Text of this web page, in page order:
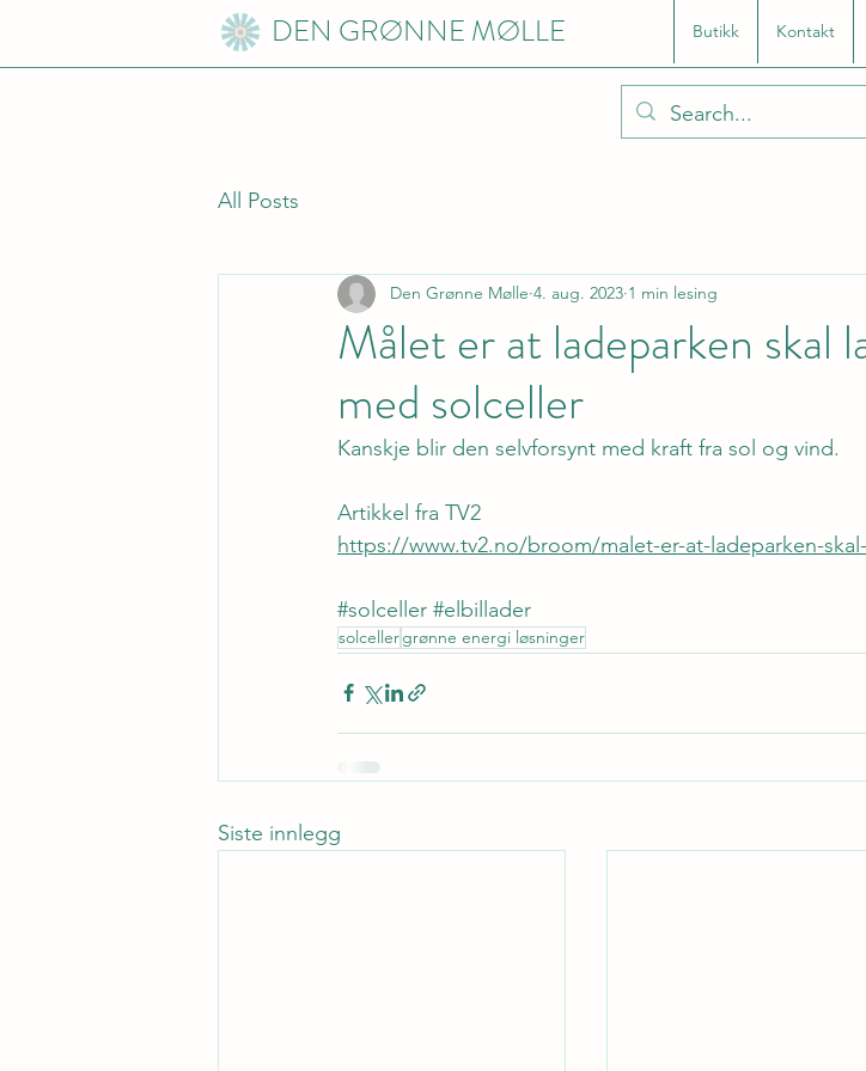
Butikk Kontakt
DEN GRØNNE MØLLE
All Posts
Målet er at ladeparken skal
med solceller
Den Grønne Mølle 4. aug. 2023 1 min lesing
Kanskje blir den selvforsynt med kraft fra sol og vind.
Artikkel fra TV2
https://www.tv2.no/broom/malet-er-at-ladeparken-
#solceller #elbillader
solcellergrønne energi løsninger
Siste innlegg